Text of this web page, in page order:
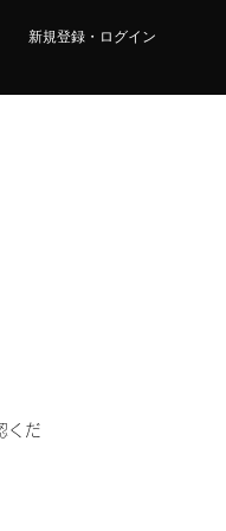
新規登録・ログイン
くだ